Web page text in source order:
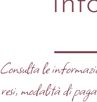
Consulta le
resi, modalità di